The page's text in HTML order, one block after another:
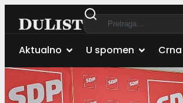
Aktualno U spomen